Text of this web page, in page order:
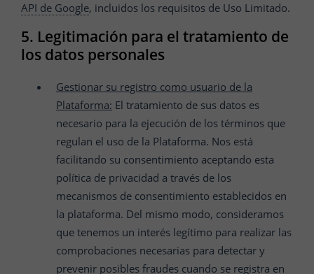
API de Google, incluidos los requisitos de Uso Limitado.
5. Legitimación para el tratamiento de
los datos personales
Gestionar su registro como usuario de la
Plataforma: El tratamiento de sus datos es
necesario para la ejecución de los términos que
regulan el uso de la Plataforma. Nos está
facilitando su consentimiento aceptando esta
política de privacidad a través de los
mecanismos de consentimiento establecidos en
la plataforma. Del mismo modo, consideramos
que tenemos un interés legítimo para realizar las
comprobaciones necesarias para detectar y
prevenir posibles fraudes cuando se registra en